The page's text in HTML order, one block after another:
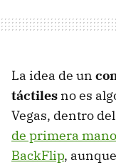
La idea de un
táctiles no es
Vegas, dentro del
de primera
BackFlip,